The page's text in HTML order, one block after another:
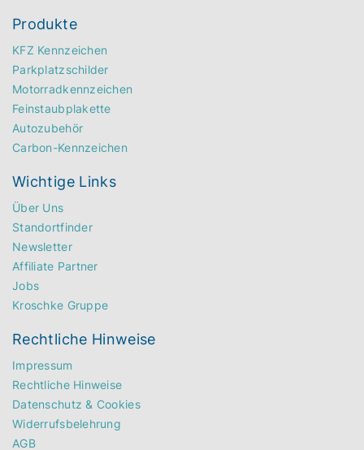
Produkte
KFZ Kennzeichen
Parkplatzschilder
Motorradkennzeichen
Feinstaubplakette
Autozubehör
Carbon-Kennzeichen
Wichtige Links
Über Uns
Standortfinder
Newsletter
Affiliate Partner
Jobs
Kroschke Gruppe
Rechtliche Hinweise
Impressum
Rechtliche Hinweise
Datenschutz & Cookies
Widerrufsbelehrung
AGB